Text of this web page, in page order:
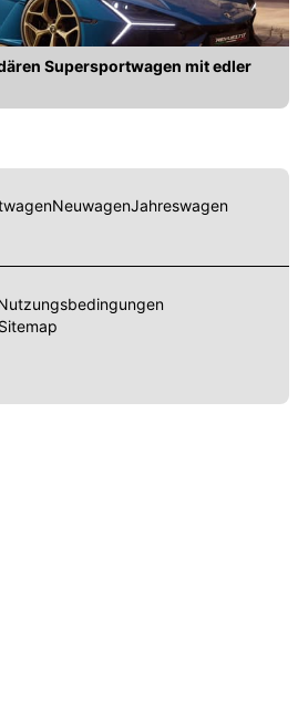
Supersportwagen mit edler
NeuwagenJahreswagen
Sitemap